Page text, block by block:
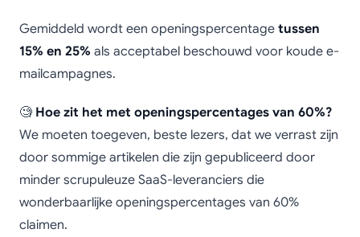
Gemiddeld wordt een openingspercentage tussen
15% en 25% als acceptabel beschouwd voor koude e-
mailcampagnes.
🧐 Hoe zit het met openingspercentages van 60%?
We moeten toegeven, beste lezers, dat we verrast zijn
door sommige artikelen die zijn gepubliceerd door
minder scrupuleuze SaaS-leveranciers die
wonderbaarlijke openingspercentages van 60%
claimen.